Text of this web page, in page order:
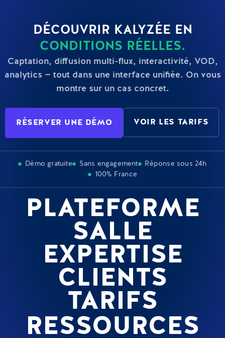
DÉCOUVRIR KALYZÉE EN
CONDITIONS RÉELLES.
Captation, diffusion multi-flux, interactivité, VOD,
analytics — tout dans une interface unifiée. On vous
montre sur un cas concret.
RÉSERVER UNE DÉMO VOIR LES TARIFS
Démo gratuite Sans engagement
Réponse sous 24h
100% France
PLATEFORME
SALLE
EXPERTISE
CLIENTS
TARIFS
RESSOURCES